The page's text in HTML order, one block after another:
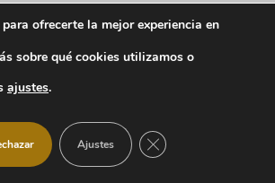
julio 2026
1 julio, 2026
¿Eres artista? Participa en la
nueva edición de «Arte en
ofrecerte la mejor experiencia en
sobre qué cookies utilizamos o
ajustes.
Ajustes CERRAR EL